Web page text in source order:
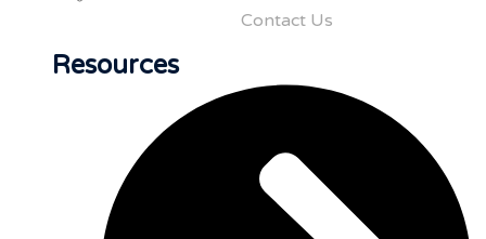
Contact Us
Resources